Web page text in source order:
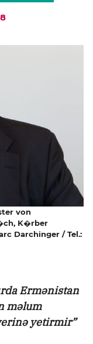
von
K�rber
Darchinger / Tel.:
Ermənistan
məlum
yetirmir”